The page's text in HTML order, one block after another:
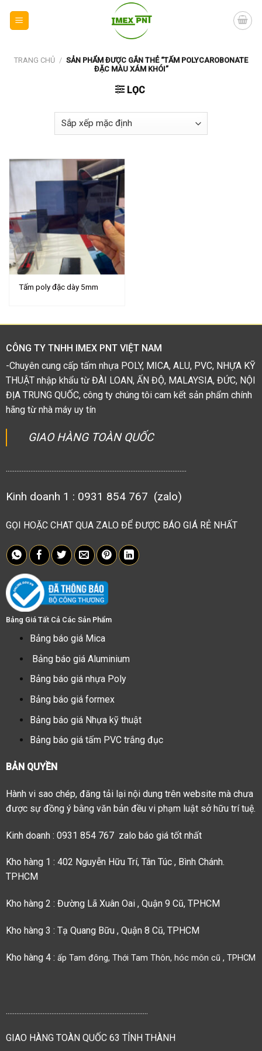
TRANG CHỦ / SẢN PHẨM ĐƯỢC GẮN THẺ “TẤM POLYCAROBONATE
ĐẶC MÀU XÁM KHÓI”
LỌC
Tấm poly đặc dày 5mm
CÔNG TY TNHH IMEX PNT VIỆT NAM
-Chuyên cung cấp tấm nhựa POLY, MICA, ALU, PVC, NHỰA KỸ
THUẬT nhập khẩu từ ĐÀI LOAN, ẤN ĐỘ, MALAYSIA, ĐỨC, NỘI
ĐỊA TRUNG QUỐC, công ty chúng tôi cam kết sản phẩm chính
hãng từ nhà máy uy tín
GIAO HÀNG TOÀN QUỐC
.......................................................................................................
Kinh doanh 1 : 0931 854 767 (zalo)
GỌI HOẶC CHAT QUA ZALO ĐỂ ĐƯỢC BÁO GIÁ RẺ NHẤT
Bảng Giá Tất Cả Các Sản Phẩm
Bảng báo giá Mica
Bảng báo giá Aluminium
Bảng báo giá nhựa Poly
Bảng báo giá formex
Bảng báo giá Nhựa kỹ thuật
Bảng báo giá tấm PVC trắng đục
BẢN QUYỀN
Hành vi sao chép, đăng tải lại nội dung trên website mà chưa
được sự đồng ý bằng văn bản đều vi phạm luật sở hữu trí tuệ.
Kinh doanh : 0931 854 767 zalo báo giá tốt nhất
Kho hàng 1 : 402 Nguyễn Hữu Trí, Tân Túc , Bình Chánh.
TPHCM
Kho hàng 2 : Đường Lã Xuân Oai , Quận 9 Cũ, TPHCM
Kho hàng 3 : Tạ Quang Bữu , Quận 8 Cũ, TPHCM
Kho hàng 4 : ấp Tam đông, Thới Tam Thôn, hóc môn cũ , TPHCM
.................................................................................
GIAO HÀNG TOÀN QUỐC 63 TỈNH THÀNH